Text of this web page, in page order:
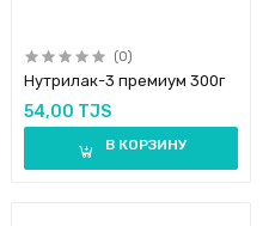
(0)
Нутрилак-3 премиум 300г
54,00 TJS
В КОРЗИНУ